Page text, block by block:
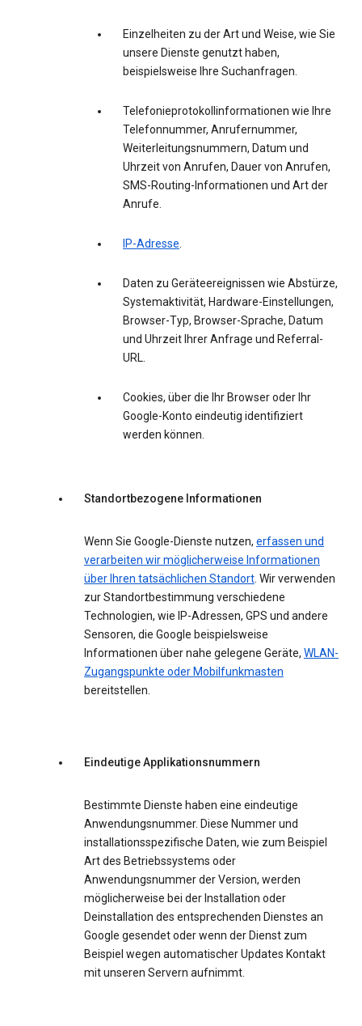
Einzelheiten zu der Art und Weise, wie Sie
unsere Dienste genutzt haben,
beispielsweise Ihre Suchanfragen.
Telefonieprotokollinformationen wie Ihre
Telefonnummer, Anrufernummer,
Weiterleitungsnummern, Datum und
Uhrzeit von Anrufen, Dauer von Anrufen,
SMS-Routing-Informationen und Art der
Anrufe.
IP-Adresse.
Daten zu Geräteereignissen wie Abstürze,
Systemaktivität, Hardware-Einstellungen,
Browser-Typ, Browser-Sprache, Datum
und Uhrzeit Ihrer Anfrage und Referral-
URL.
Cookies, über die Ihr Browser oder Ihr
Google-Konto eindeutig identifiziert
werden können.
Standortbezogene Informationen
Wenn Sie Google-Dienste nutzen, erfassen und
verarbeiten wir möglicherweise Informationen
über Ihren tatsächlichen Standort. Wir verwenden
zur Standortbestimmung verschiedene
Technologien, wie IP-Adressen, GPS und andere
Sensoren, die Google beispielsweise
Informationen über nahe gelegene Geräte, WLAN-
Zugangspunkte oder Mobilfunkmasten
bereitstellen.
Eindeutige Applikationsnummern
Bestimmte Dienste haben eine eindeutige
Anwendungsnummer. Diese Nummer und
installationsspezifische Daten, wie zum Beispiel
Art des Betriebssystems oder
Anwendungsnummer der Version, werden
möglicherweise bei der Installation oder
Deinstallation des entsprechenden Dienstes an
Google gesendet oder wenn der Dienst zum
Beispiel wegen automatischer Updates Kontakt
mit unseren Servern aufnimmt.